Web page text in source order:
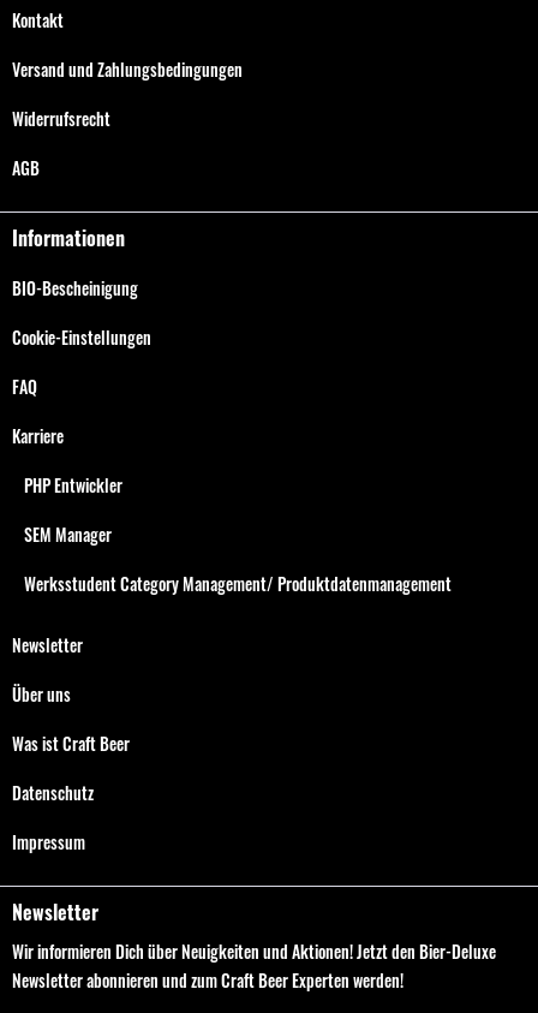
Kontakt
Versand und Zahlungsbedingungen
Widerrufsrecht
AGB
Informationen
BIO-Bescheinigung
Cookie-Einstellungen
FAQ
Karriere
PHP Entwickler
SEM Manager
Werksstudent Category Management/ Produktdatenmanagement
Newsletter
Über uns
Was ist Craft Beer
Datenschutz
Impressum
Newsletter
Wir informieren Dich über Neuigkeiten und Aktionen! Jetzt den Bier-Deluxe
Newsletter abonnieren und zum Craft Beer Experten werden!